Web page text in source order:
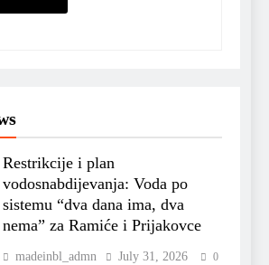
Restrikcije i plan
vodosnabdijevanja: Voda po
sistemu “dva dana ima, dva
nema” za Ramiće i Prijakovce
madeinbl_admn July 31, 2026 0